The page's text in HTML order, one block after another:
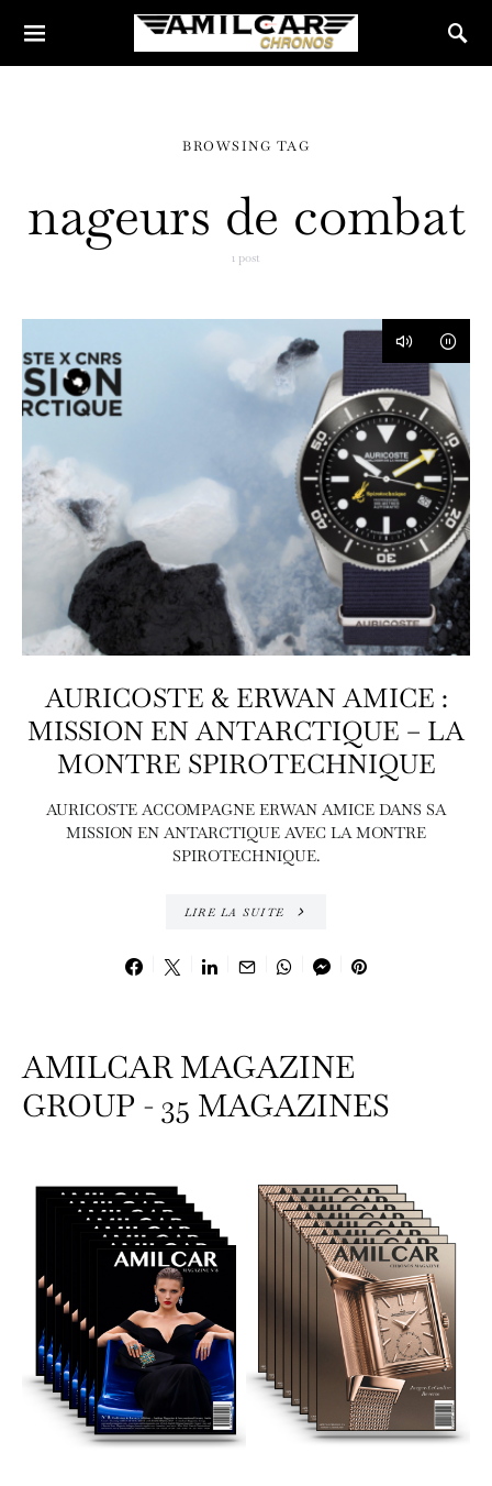
BROWSING TAG
nageurs de combat
1 post
AURICOSTE & ERWAN AMICE :
MISSION EN ANTARCTIQUE – LA
MONTRE SPIROTECHNIQUE
AURICOSTE ACCOMPAGNE ERWAN AMICE DANS SA
MISSION EN ANTARCTIQUE AVEC LA MONTRE
SPIROTECHNIQUE.
LIRE LA SUITE
AMILCAR MAGAZINE
GROUP - 35 MAGAZINES